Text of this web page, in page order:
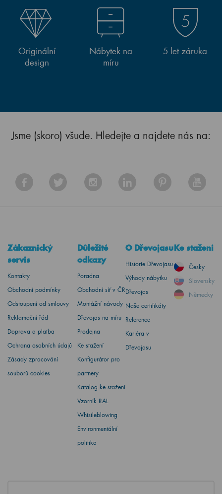
Originální
design
Nábytek na
míru
5 let záruka
Jsme (skoro) všude. Hledejte a najdete nás na:
Zákaznický
servis
Kontakty
Obchodní podmínky
Odstoupení od smlouvy
Reklamační řád
Doprava a platba
Ochrana osobních údajů
Zásady zpracování
souborů cookies
Důležité
odkazy
Poradna
Obchodní síť v ČR
Montážní návody
Dřevojas na míru
Prodejna
Ke stažení
Konfigurátor pro
partnery
Katalog ke stažení
Vzorník RAL
Whistleblowing
Environmentální
politika
O Dřevojasu
Historie Dřevojasu
Výhody nábytku
Dřevojas
Naše certifikáty
Reference
Kariéra v
Dřevojasu
Ke stažení
Česky
Slovensky
Německy